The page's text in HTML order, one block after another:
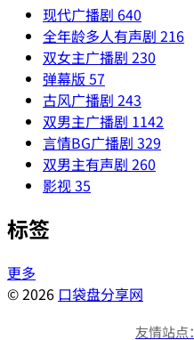
现代广播剧 640
全年龄多人有声剧 216
双女主广播剧 230
弹幕版 57
古风广播剧 243
双男主广播剧 1142
言情BG广播剧 329
双男主有声剧 260
影视35
标签
更多
© 2026 口袋盘分享网
友情站点：